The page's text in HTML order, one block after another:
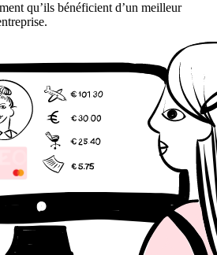
qu’ils bénéficient d’un meilleur